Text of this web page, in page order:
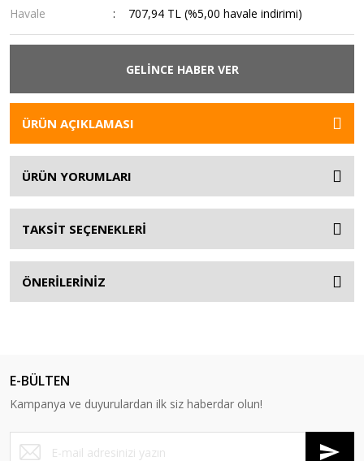
Havale
707,94 TL (%5,00 havale indirimi)
GELİNCE HABER VER
ÜRÜN AÇIKLAMASI
ÜRÜN YORUMLARI
TAKSİT SEÇENEKLERİ
ÖNERİLERİNİZ
E-BÜLTEN
Kampanya ve duyurulardan ilk siz haberdar olun!